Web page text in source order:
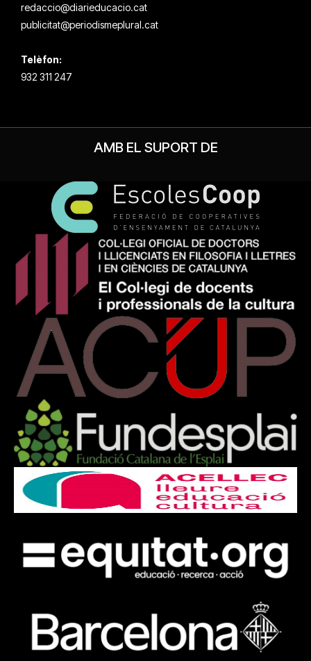
redaccio@diarieducacio.cat
publicitat@periodismeplural.cat
Telèfon:
932 311 247
AMB EL SUPORT DE